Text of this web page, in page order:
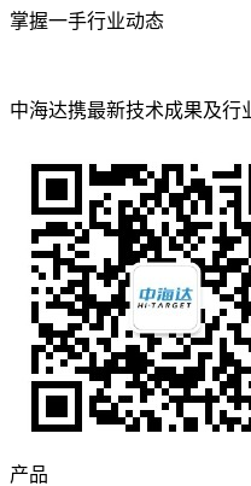
掌握一手行业动态
中海达携最新技术成果及行
产品